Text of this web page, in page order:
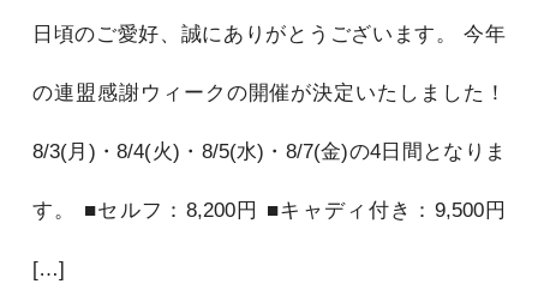
日頃のご愛好、誠にありがとうございます。 今年
の連盟感謝ウィークの開催が決定いたしました！
8/3(月)・8/4(火)・8/5(水)・8/7(金)の4日間となりま
す。 ■セルフ：8,200円 ■キャディ付き：9,500円
[…]